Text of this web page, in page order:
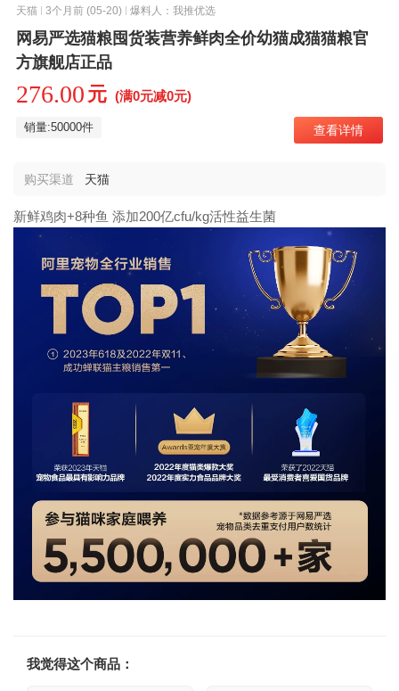
天猫 3个月前 (05-20) 爆料人：我推优选
网易严选猫粮囤货装营养鲜肉全价幼猫成猫猫粮官
方旗舰店正品
276.00 元 (满0元减0元)
销量:50000件 查看详情
购买渠道 天猫
新鲜鸡肉+8种鱼 添加200亿cfu/kg活性益生菌
我觉得这个商品：